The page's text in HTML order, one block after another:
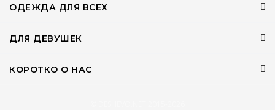
ОДЕЖДА ДЛЯ ВСЕХ
ДЛЯ ДЕВУШЕК
КОРОТКО О НАС